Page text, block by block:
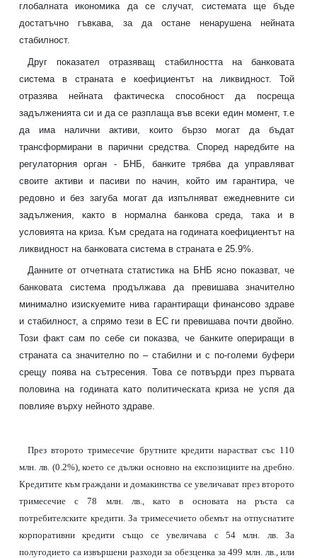
глобалната икономика да се случат, системата ще бъде
достатъчно гъвкава, за да остане ненарушена нейната
стабилност.
Друг показател отразяващ стабилността на банковата
система в страната е коефициентът на ликвидност. Той
отразява нейната фактическа способност да посреща
задълженията си и да се разплаща във всеки един момент, т.е
да има налични активи, които бързо могат да бъдат
трансформирани в парични средства. Според наредбите на
регулаторния орган - БНБ, банките трябва да управляват
своите активи и пасиви по начин, който им гарантира, че
редовно и без загуба могат да изпълняват ежедневните си
задължения, както в нормална банкова среда, така и в
условията на криза. Към средата на годината коефициентът на
ликвидност на банковата система в страната е 25.9%.
Данните от отчетната статистика на БНБ ясно показват, че
банковата система продължава да превишава значително
минимално изискуемите нива гарантиращи финансово здраве
и стабилност, а спрямо тези в ЕС ги превишава почти двойно.
Този факт сам по себе си показва, че банките опериращи в
страната са значително по – стабилни и с по-големи буфери
срещу поява на сътресения. Това се потвърди през първата
половина на годината като политическата криза не успя да
повлияе върху нейното здраве.
През второто тримесечие брутните кредити нарастват със 110
млн. лв. (0.2%), което се дължи основно на експозициите на дребно.
Кредитите към граждани и домакинства се увеличават през второто
тримесечие с 78 млн. лв., като в основата на ръста са
потребителските кредити. За тримесечието обемът на отпуснатите
корпоративни кредити също се увеличава с 54 млн. лв. За
полугодието са извършени разходи за обезценка за 499 млн. лв., или